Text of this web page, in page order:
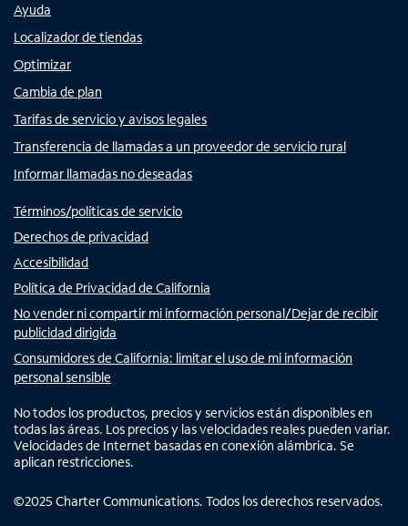
Ayuda
Localizador de tiendas
Optimizar
Cambia de plan
Tarifas de servicio y avisos legales
Transferencia de llamadas a un proveedor de servicio rural
Informar llamadas no deseadas
Términos/políticas de servicio
Derechos de privacidad
Accesibilidad
Política de Privacidad de California
No vender ni compartir mi información personal/Dejar de recibir
publicidad dirigida
Consumidores de California: limitar el uso de mi información
personal sensible
No todos los productos, precios y servicios están disponibles en
todas las áreas. Los precios y las velocidades reales pueden variar.
Velocidades de Internet basadas en conexión alámbrica. Se
aplican restricciones.
©2025 Charter Communications. Todos los derechos reservados.